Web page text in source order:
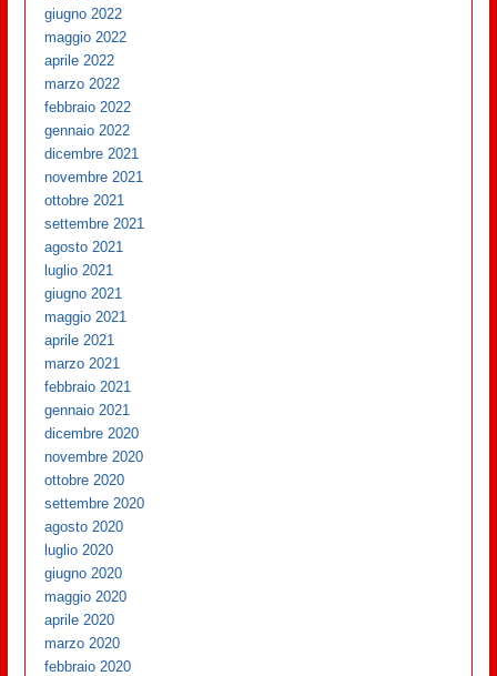
giugno 2022
maggio 2022
aprile 2022
marzo 2022
febbraio 2022
gennaio 2022
dicembre 2021
novembre 2021
ottobre 2021
settembre 2021
agosto 2021
luglio 2021
giugno 2021
maggio 2021
aprile 2021
marzo 2021
febbraio 2021
gennaio 2021
dicembre 2020
novembre 2020
ottobre 2020
settembre 2020
agosto 2020
luglio 2020
giugno 2020
maggio 2020
aprile 2020
marzo 2020
febbraio 2020